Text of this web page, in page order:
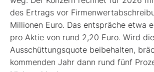
des Ertrags vor
Millionen Euro. Das entspräche etwa
pro Aktie von rund 2,20 Euro. Wird die
Ausschüttungsquote beibehalten,
kommenden Jahr dann rund fünf